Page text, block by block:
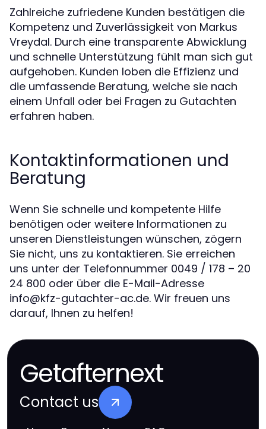
Zahlreiche zufriedene Kunden bestätigen die
Kompetenz und Zuverlässigkeit von Markus
Vreydal. Durch eine transparente Abwicklung
und schnelle Unterstützung fühlt man sich gut
aufgehoben. Kunden loben die Effizienz und
die umfassende Beratung, welche sie nach
einem Unfall oder bei Fragen zu Gutachten
erfahren haben.
Kontaktinformationen und
Beratung
Wenn Sie schnelle und kompetente Hilfe
benötigen oder weitere Informationen zu
unseren Dienstleistungen wünschen, zögern
Sie nicht, uns zu kontaktieren. Sie erreichen
uns unter der Telefonnummer 0049 / 178 – 20
24 800 oder über die E-Mail-Adresse
info@kfz-gutachter-ac.de. Wir freuen uns
darauf, Ihnen zu helfen!
Getafternext
Contact us